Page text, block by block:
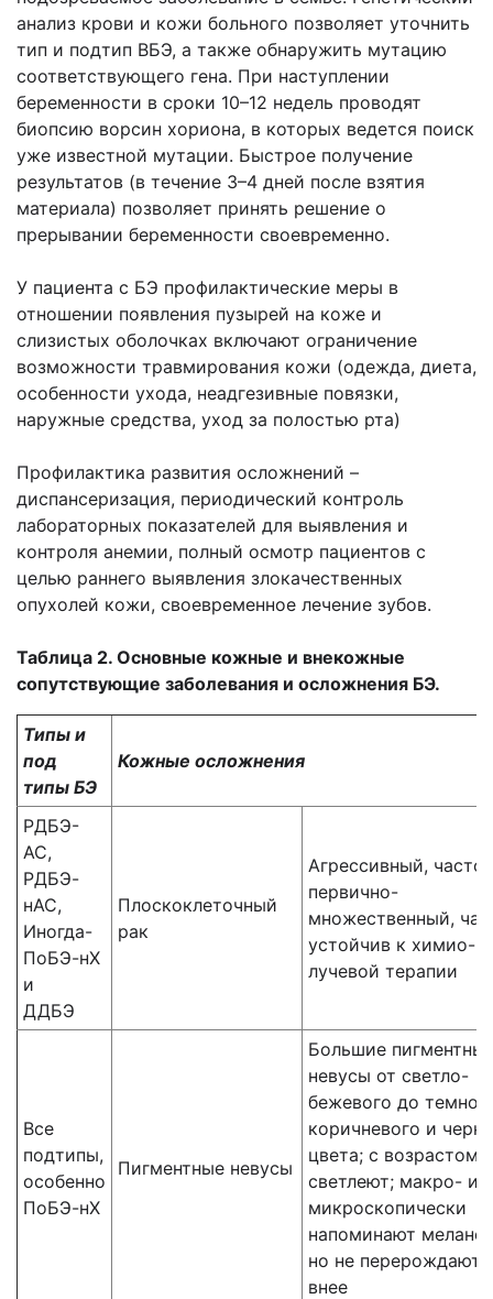
анализ крови и кожи больного позволяет уточнить
тип и подтип ВБЭ, а также обнаружить мутацию
соответствующего гена. При наступлении
беременности в сроки 10–12 недель проводят
биопсию ворсин хориона, в которых ведется поиск
уже известной мутации. Быстрое получение
результатов (в течение 3–4 дней после взятия
материала) позволяет принять решение о
прерывании беременности своевременно.
У пациента с БЭ профилактические меры в
отношении появления пузырей на коже и
слизистых оболочках включают ограничение
возможности травмирования кожи (одежда, диета,
особенности ухода, неадгезивные повязки,
наружные средства, уход за полостью рта)
Профилактика развития осложнений –
диспансеризация, периодический контроль
лабораторных показателей для выявления и
контроля анемии, полный осмотр пациентов с
целью раннего выявления злокачественных
опухолей кожи, своевременное лечение зубов.
Таблица 2. Основные кожные и внекожные
сопутствующие заболевания и осложнения БЭ.
Типы и
под
типы БЭ
Кожные осложнения
РДБЭ-
АС,
РДБЭ-
нАС,
Иногда-
ПоБЭ-нХ
и
ДДБЭ
Плоскоклеточный
рак
Агрессивный, часто
первично-
множественный,
устойчив к химио- и
лучевой терапии
Все
подтипы,
особенно
ПоБЭ-нХ
Пигментные невусы
Большие
невусы от светло-
бежевого до темно-
коричневого и
цвета; с возрастом
светлеют; макро- и
микроскопически
напоминают
но не
внее